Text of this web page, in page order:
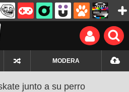
MODERA
junto a su perro